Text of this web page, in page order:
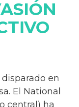
en
El National
central) ha